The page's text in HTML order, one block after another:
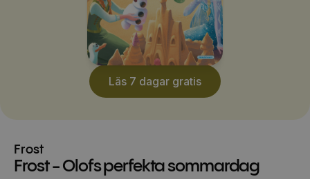
Läs 7 dagar gratis
Frost
Frost - Olofs perfekta sommardag